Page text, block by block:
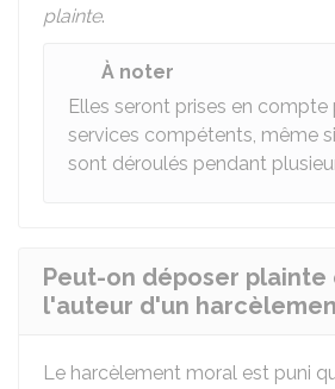
plainte.
À noter
Elles seront prises en compte
services compétents, même
sont déroulés pendant
Peut-on déposer plainte
l'auteur d'un
Le harcèlement moral est puni